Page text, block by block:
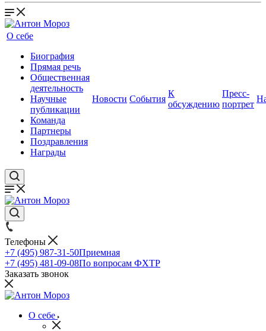
О себе
Биография
Прямая речь
Общественная
деятельность
Научные
публикации
Команда
Партнеры
Поздравления
Награды
Новости События
К
обсуждению
Пресс-
портрет
Телефоны
+7 (495) 987-31-50Приемная
+7 (495) 481-09-08По вопросам ФХТР
Заказать звонок
О себе